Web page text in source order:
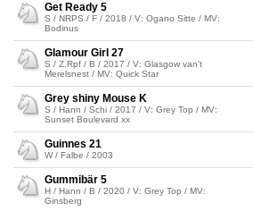
Get Ready 5
S / NRPS / F / 2018 / V: Ogano Sitte / MV:
Bodinus
Glamour Girl 27
S / Z.Rpf / B / 2017 / V: Glasgow van't
Merelsnest / MV: Quick Star
Grey shiny Mouse K
S / Hann / Schi / 2017 / V: Grey Top / MV:
Sunset Boulevard xx
Guinnes 21
W / Falbe / 2003
Gummibär 5
H / Hann / B / 2020 / V: Grey Top / MV:
Ginsberg